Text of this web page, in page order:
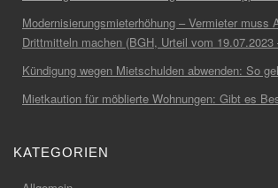
Modernisierungsmieterhöhung – Vermieter muss
Drittmitteln machen (BGH, Urteil vom
Kündigung wegen Mietschulden abwenden: So
Mietkaution für möblierte Wohnungen: Gibt es
KATEGORIEN